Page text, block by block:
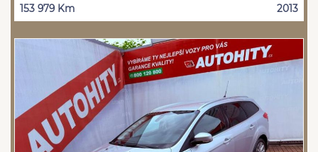
153 979 Km 2013